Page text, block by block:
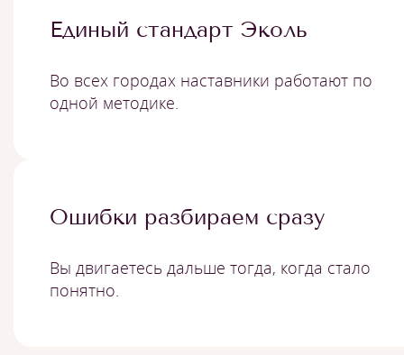
Единый стандарт Эколь
Во всех городах наставники работают по
одной методике.
Ошибки разбираем сразу
Вы двигаетесь дальше тогда, когда стало
понятно.